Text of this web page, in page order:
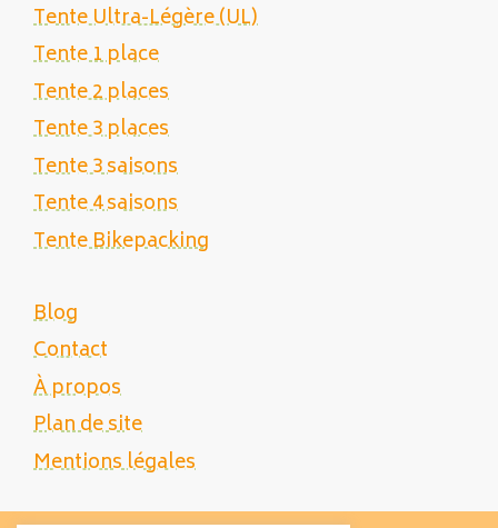
Tente Ultra-Légère (UL)
Tente 1 place
Tente 2 places
Tente 3 places
Tente 3 saisons
Tente 4 saisons
Tente Bikepacking
Blog
Contact
À propos
Plan de site
Mentions légales